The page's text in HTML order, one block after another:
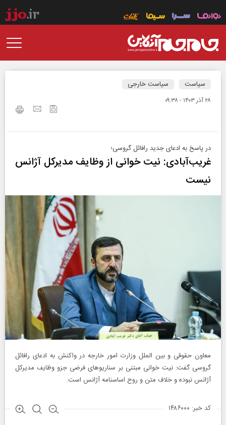
سیاست سیاست خارجی
۲۸ آذر ۱۴۰۳ - ۰۹:۳۸
در پاسخ به ادعای جدید رافائل گروسی؛
غریب‌آبادی: نیت خوانی از وظایف مدیرکل آژانس
نیست
معاون حقوقی و بین الملل وزارت امور خارجه در واکنش به ادعای رافائل
گروسی گفت: نیت خوانی مبتنی بر سناریوهای فرضی جزو وظایف مدیرکل
آژانس نبوده و خلاف متن و روح اساسنامه آژانس است.
کد خبر: ۱۴۸۶۰۰۰